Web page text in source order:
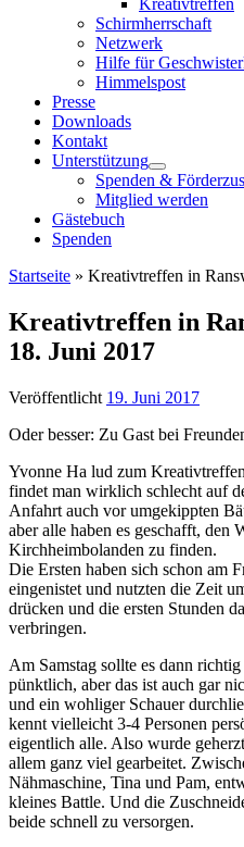
Kreativtreffen
Schirmherrschaft
Netzwerk
Hilfe für
Himmelspost
Presse
Downloads
Kontakt
Unterstützung
Spenden &
Mitglied werden
Gästebuch
Spenden
Startseite » Kreativtreffen in
Kreativtreffen in
18. Juni 2017
Veröffentlicht 19. Juni 2017
Oder besser: Zu Gast bei
Yvonne Ha lud zum
findet man wirklich schlecht auf
Anfahrt auch vor umgekippten
aber alle haben es geschafft, den
Kirchheimbolanden zu finden.
Die Ersten haben sich schon am
eingenistet und nutzten die Zeit
drücken und die ersten Stunden
verbringen.
Am Samstag sollte es dann
pünktlich, aber das ist auch gar
und ein wohliger Schauer
kennt vielleicht 3-4 Personen
eigentlich alle. Also wurde
allem ganz viel gearbeitet.
Nähmaschine, Tina und Pam,
kleines Battle. Und die
beide schnell zu versorgen.